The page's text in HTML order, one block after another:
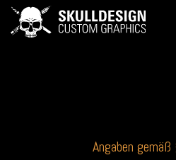
Angaben